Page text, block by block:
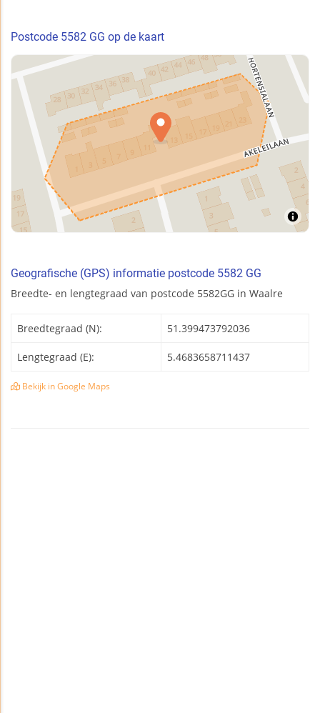
Postcode 5582 GG op de kaart
Geografische (GPS) informatie postcode 5582 GG
Breedte- en lengtegraad van postcode 5582GG in Waalre
Breedtegraad (N): 51.399473792036
Lengtegraad (E): 5.4683658711437
Bekijk in Google Maps